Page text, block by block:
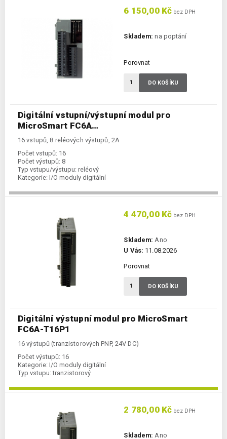
Digitální vstupní/výstupní modul pro
MicroSmart FC6A…
16 vstupů, 8 reléových výstupů, 2A
Počet vstupů: 16
Počet výstupů: 8
Typ vstupu/výstupu: reléový
Kategorie: I/O moduly digitální
6 150,00 Kč bez DPH
Skladem: na poptání
Porovnat
DO KOŠÍKU
Digitální výstupní modul pro MicroSmart
FC6A-T16P1
16 výstupů (tranzistorových PNP, 24V DC)
Počet výstupů: 16
Kategorie: I/O moduly digitální
Typ vstupu: tranzistorový
4 470,00 Kč bez DPH
Skladem: Ano
U Vás: 11.08.2026
Porovnat
DO KOŠÍKU
2 780,00 Kč bez DPH
Skladem: Ano